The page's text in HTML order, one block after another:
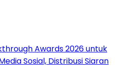
Awards 2026 untuk
Sosial, Distribusi Siaran